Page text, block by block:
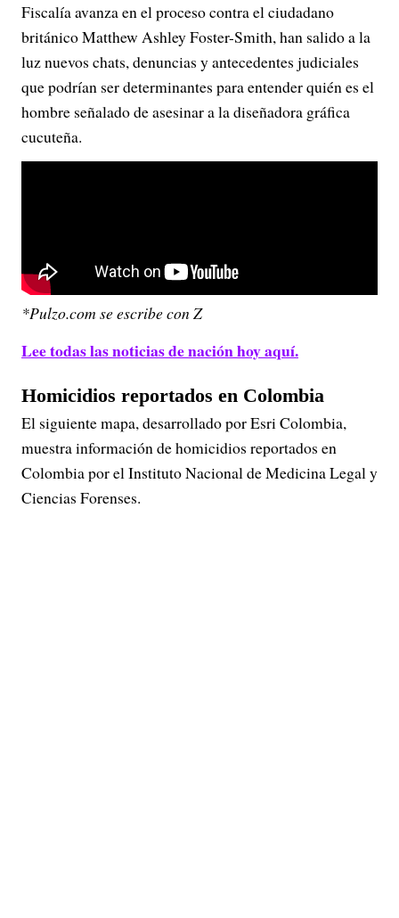
Fiscalía avanza en el proceso contra el ciudadano
británico Matthew Ashley Foster-Smith, han salido a la
luz nuevos chats, denuncias y antecedentes judiciales
que podrían ser determinantes para entender quién es el
hombre señalado de asesinar a la diseñadora gráfica
cucuteña.
*Pulzo.com se escribe con Z
Lee todas las noticias de nación hoy aquí.
Homicidios reportados en Colombia
El siguiente mapa, desarrollado por Esri Colombia,
muestra información de homicidios reportados en
Colombia por el Instituto Nacional de Medicina Legal y
Ciencias Forenses.